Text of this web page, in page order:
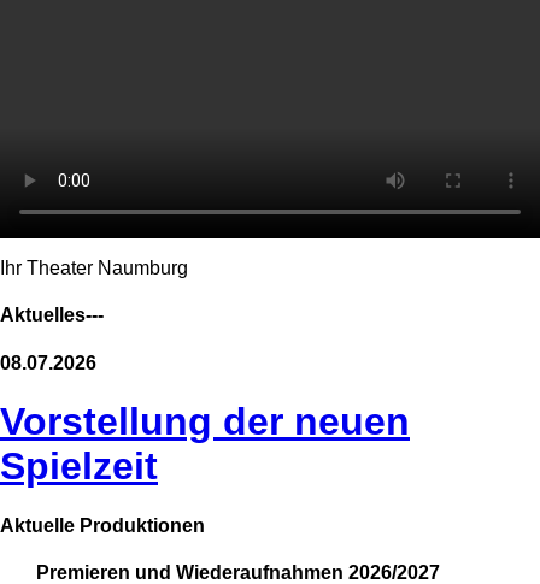
Ihr Theater Naumburg
Aktuelles---
08.07.2026
Vorstellung der neuen
Spielzeit
Aktuelle Produktionen
Premieren und Wiederaufnahmen 2026/2027